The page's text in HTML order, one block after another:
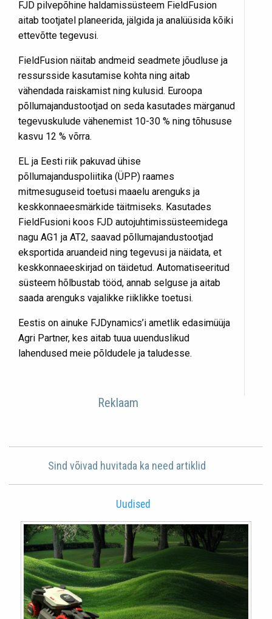
FJD pilvepõhine haldamissüsteem FieldFusion
aitab tootjatel planeerida, jälgida ja analüüsida kõiki
ettevõtte tegevusi.
FieldFusion näitab andmeid seadmete jõudluse ja
ressursside kasutamise kohta ning aitab
vähendada raiskamist ning kulusid. Euroopa
põllumajandustootjad on seda kasutades märganud
tegevuskulude vähenemist 10-30 % ning tõhususe
kasvu 12 % võrra.
EL ja Eesti riik pakuvad ühise
põllumajanduspoliitika (ÜPP) raames
mitmesuguseid toetusi maaelu arenguks ja
keskkonnaeesmärkide täitmiseks. Kasutades
FieldFusioni koos FJD autojuhtimissüsteemidega
nagu AG1 ja AT2, saavad põllumajandustootjad
eksportida aruandeid ning tegevusi ja näidata, et
keskkonnaeeskirjad on täidetud. Automatiseeritud
süsteem hõlbustab tööd, annab selguse ja aitab
saada arenguks vajalikke riiklikke toetusi.
Eestis on ainuke FJDynamics’i ametlik edasimüüja
Agri Partner, kes aitab tuua uuenduslikud
lahendused meie põldudele ja taludesse.
Reklaam
Sind võivad huvitada ka need artiklid
Uudised